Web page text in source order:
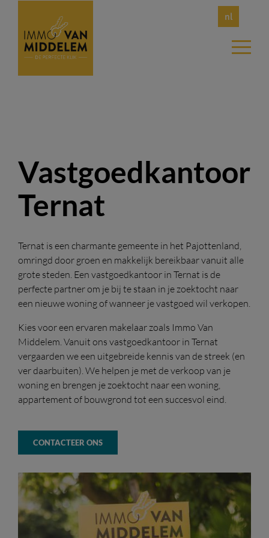
nl
Vastgoedkantoor
Ternat
Ternat is een charmante gemeente in het Pajottenland,
omringd door groen en makkelijk bereikbaar vanuit alle
grote steden. Een vastgoedkantoor in Ternat is de
perfecte partner om je bij te staan in je zoektocht naar
een nieuwe woning of wanneer je vastgoed wil verkopen.
Kies voor een ervaren makelaar zoals Immo Van
Middelem. Vanuit ons vastgoedkantoor in Ternat
vergaarden we een uitgebreide kennis van de streek (en
ver daarbuiten). We helpen je met de verkoop van je
woning en brengen je zoektocht naar een woning,
appartement of bouwgrond tot een succesvol eind.
CONTACTEER ONS